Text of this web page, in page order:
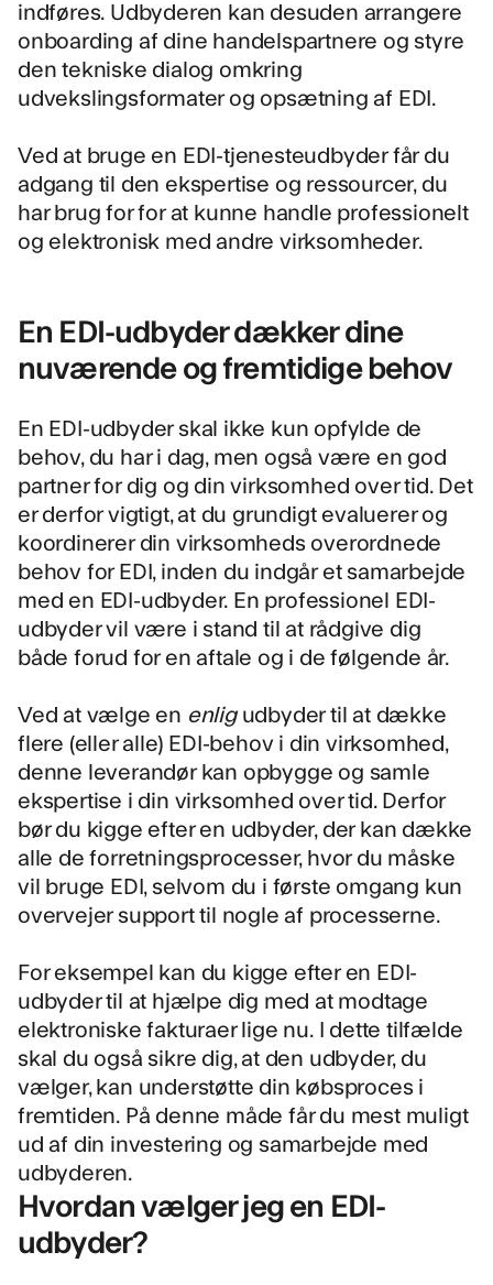
indføres. Udbyderen kan desuden arrangere
onboarding af dine handelspartnere og styre
den tekniske dialog omkring
udvekslingsformater og opsætning af EDI.
Ved at bruge en EDI-tjenesteudbyder får du
adgang til den ekspertise og ressourcer, du
har brug for for at kunne handle professionelt
og elektronisk med andre virksomheder.
En EDI-udbyder dækker dine
nuværende og fremtidige behov
En EDI-udbyder skal ikke kun opfylde de
behov, du har i dag, men også være en god
partner for dig og din virksomhed over tid. Det
er derfor vigtigt, at du grundigt evaluerer og
koordinerer din virksomheds overordnede
behov for EDI, inden du indgår et samarbejde
med en EDI-udbyder. En professionel EDI-
udbyder vil være i stand til at rådgive dig
både forud for en aftale og i de følgende år.
Ved at vælge en enligudbyder til at dække
flere (eller alle) EDI-behov i din virksomhed,
denne leverandør kan opbygge og samle
ekspertise i din virksomhed over tid. Derfor
bør du kigge efter en udbyder, der kan dække
alle de forretningsprocesser, hvor du måske
vil bruge EDI, selvom du i første omgang kun
overvejer support til nogle af processerne.
For eksempel kan du kigge efter en EDI-
udbyder til at hjælpe dig med at modtage
elektroniske fakturaer lige nu. I dette tilfælde
skal du også sikre dig, at den udbyder, du
vælger, kan understøtte din købsproces i
fremtiden. På denne måde får du mest muligt
ud af din investering og samarbejde med
udbyderen.
Hvordan vælger jeg en EDI-
udbyder?